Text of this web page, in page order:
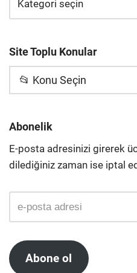
Site Toplu Konular
📂 Konu Seçin
Abonelik
E-posta adresinizi girerek
dilediğiniz zaman ise iptal
Abone ol